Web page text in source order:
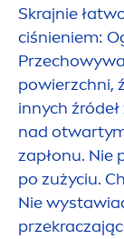
Skrajnie
ciśnieniem:
powierzchni,
innych
nad
zapłonu. Nie
po zużyciu.
Nie